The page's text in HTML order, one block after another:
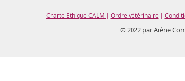
Charte Ethique CALM | Ordre vétérinaire |
© 2022 parArène